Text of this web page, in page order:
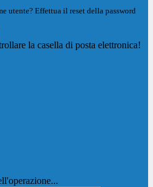
utente? Effettua il reset della password
la casella di posta elettronica!